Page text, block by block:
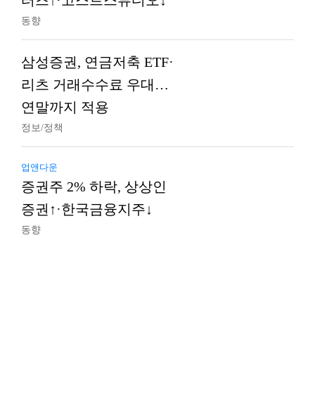
동향
삼성증권, 연금저축 ETF·
리츠 거래수수료 우대…
연말까지 적용
정보/정책
업앤다운
증권주 2% 하락, 상상인
증권↑·한국금융지주↓
동향